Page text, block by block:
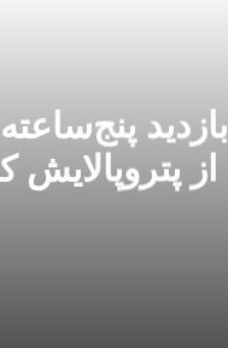
بازدید
از پتروپالایش